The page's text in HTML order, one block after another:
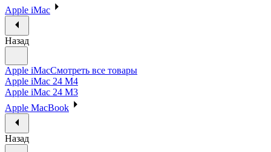
Apple iMac
Назад
Apple iMacСмотреть все товары
Apple iMac 24 M4
Apple iMac 24 M3
Apple MacBook
Назад